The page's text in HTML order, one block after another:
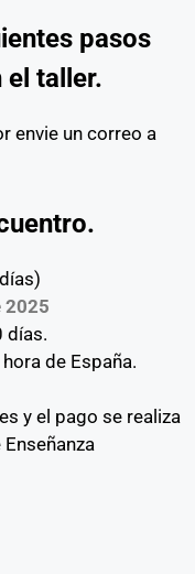
pasos
taller.
envie un correo a
2025
días.
de España.
y el pago se realiza